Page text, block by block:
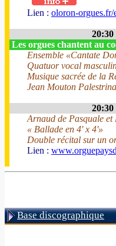
Lien : oloron-orgues.fr/
20:30
Les orgues chantent au
Ensemble «Cantate
Quatuor vocal
Musique sacrée de la
Jean Mouton
20:30
Arnaud de Pasquale
« Ballade en 4' x 4'»
Double récital sur un
Lien :
Base discographique